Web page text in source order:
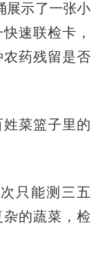
展示了一张小
速联检卡，
农药残留是否
菜篮子里的
只能测三五
的蔬菜，检